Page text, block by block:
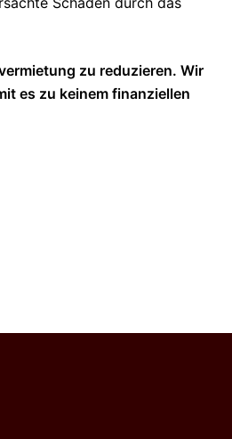
zu reduzieren. Wir
es zu keinem finanziellen